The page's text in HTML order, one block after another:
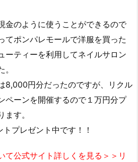
金のように使うことができるので
てポンパレモールで洋服を買った
ーティーを利用してネイルサロン
8,000円分だったのですが、リクル
ペーンを開催するので１万円分プ
す。
プレゼント中です！！
て公式サイト詳しくを見る＞＞リ